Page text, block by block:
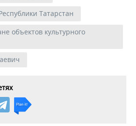
Татарстан
объектов культурного